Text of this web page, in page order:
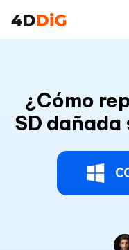
¿Cómo
SD